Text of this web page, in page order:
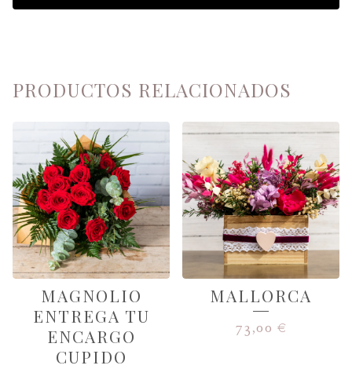
PRODUCTOS RELACIONADOS
MAGNOLIO
ENTREGA TU
ENCARGO
CUPIDO
MALLORCA
73,00 €